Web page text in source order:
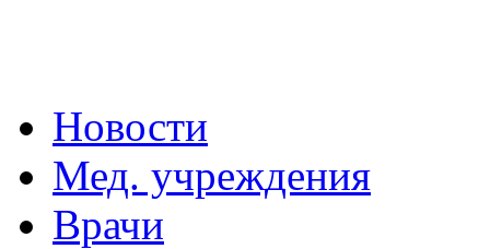
Новости
Мед. учреждения
Врачи